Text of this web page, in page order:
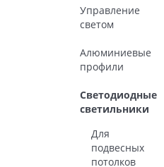
Управление
светом
Алюминиевые
профили
Светодиодные
светильники
Для
подвесных
потолков